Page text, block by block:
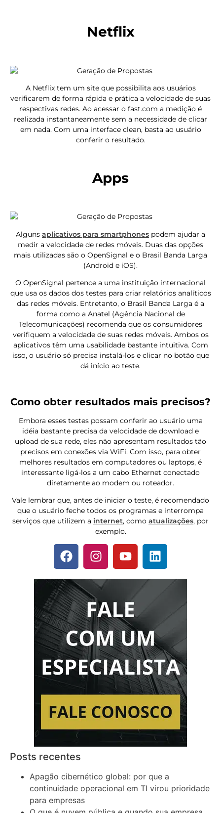
Netflix
A Netflix tem um site que possibilita aos usuários
verificarem de forma rápida e prática a velocidade de suas
respectivas redes. Ao acessar o fast.com a medição é
realizada instantaneamente sem a necessidade de clicar
em nada. Com uma interface clean, basta ao usuário
conferir o resultado.
Apps
Alguns aplicativos para smartphones podem ajudar a
medir a velocidade de redes móveis. Duas das opções
mais utilizadas são o OpenSignal e o Brasil Banda Larga
(Android e iOS).
O OpenSignal pertence a uma instituição internacional
que usa os dados dos testes para criar relatórios analíticos
das redes móveis. Entretanto, o Brasil Banda Larga é a
forma como a Anatel (Agência Nacional de
Telecomunicações) recomenda que os consumidores
verifiquem a velocidade de suas redes móveis. Ambos os
aplicativos têm uma usabilidade bastante intuitiva. Com
isso, o usuário só precisa instalá-los e clicar no botão que
dá início ao teste.
Como obter resultados mais precisos?
Embora esses testes possam conferir ao usuário uma
idéia bastante precisa da velocidade de download e
upload de sua rede, eles não apresentam resultados tão
precisos em conexões via WiFi. Com isso, para obter
melhores resultados em computadores ou laptops, é
interessante ligá-los a um cabo Ethernet conectado
diretamente ao modem ou roteador.
Vale lembrar que, antes de iniciar o teste, é recomendado
que o usuário feche todos os programas e interrompa
serviços que utilizem a internet, como atualizações, por
exemplo.
Posts recentes
Apagão cibernético global: por que a
continuidade operacional em TI virou prioridade
para empresas